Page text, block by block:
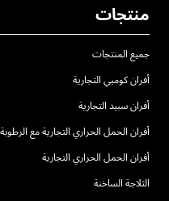
منتجات
جميع المنتجات
أفران كومبي التجارية
أفران سبيد التجارية
أفران الحمل الحراري التجارية مع الرطوبة
أفران الحمل الحراري التجارية
الثلاجة الساخنة